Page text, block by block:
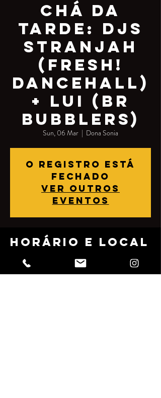
Chá da
tarde: DJs
Stranjah
(Fresh!
Dancehall)
+ Lui (BR
Bubblers)
Sun, 06 Mar
  |
Dona Sonia
O registro está
fechado
Ver outros
eventos
Horário e local
06 Mar 2022, 4:00 pm
Dona Sonia, Rua Júlio Rebollo Perez, 489 -